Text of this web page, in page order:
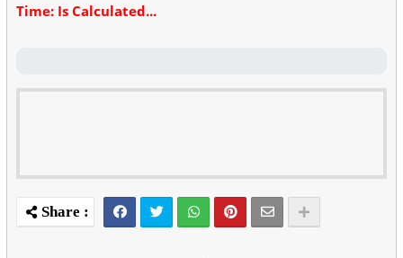
Time: Is Calculated...